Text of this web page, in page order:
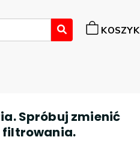
KOSZYK
Spróbuj zmienić
filtrowania.